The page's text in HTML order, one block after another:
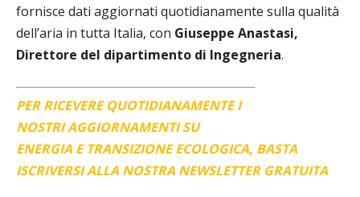
fornisce dati aggiornati quotidianamente sulla qualità
dell’aria in tutta Italia, con Giuseppe Anastasi,
Direttore del dipartimento di Ingegneria.
PER RICEVERE QUOTIDIANAMENTE I
NOSTRI AGGIORNAMENTI SU
ENERGIA E TRANSIZIONE ECOLOGICA, BASTA
ISCRIVERSI ALLA NOSTRA NEWSLETTER GRATUITA